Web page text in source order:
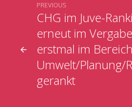
CHG im Juve-
erneut im
erstmal im Bereich
Umwelt/Planung/
gerankt
PREVIOUS